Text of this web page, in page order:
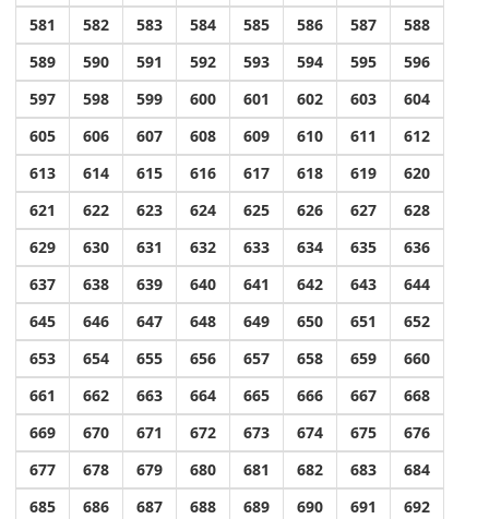
581
582 583 584 585 586 587
588
589
590 591 592 593 594 595
596
597
598 599 600 601 602 603
604
605
606 607 608 609 610 611
612
613
614 615 616 617 618 619
620
621
622 623 624 625 626 627
628
629
630 631 632 633 634 635
636
637
638 639 640 641 642 643
644
645
646 647 648 649 650 651
652
653
654 655 656 657 658 659
660
661
662 663 664 665 666 667
668
669
670 671 672 673 674 675
676
677
678 679 680 681 682 683
684
685
686 687 688 689 690 691
692